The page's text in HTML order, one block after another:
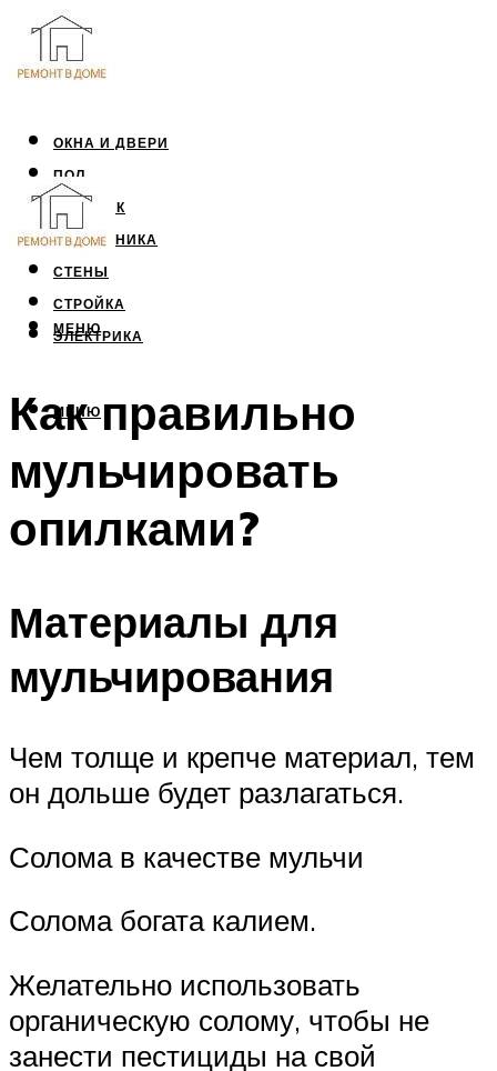
ОКНА И ДВЕРИ
ПОЛ
ПОТОЛОК
САНТЕХНИКА
СТЕНЫ
СТРОЙКА
ЭЛЕКТРИКА
МЕНЮ
МЕНЮ
Как правильно
мульчировать
опилками?
Материалы для
мульчирования
Чем толще и крепче материал, тем
он дольше будет разлагаться.
Солома в качестве мульчи
Солома богата калием.
Желательно использовать
органическую солому, чтобы не
занести пестициды на свой